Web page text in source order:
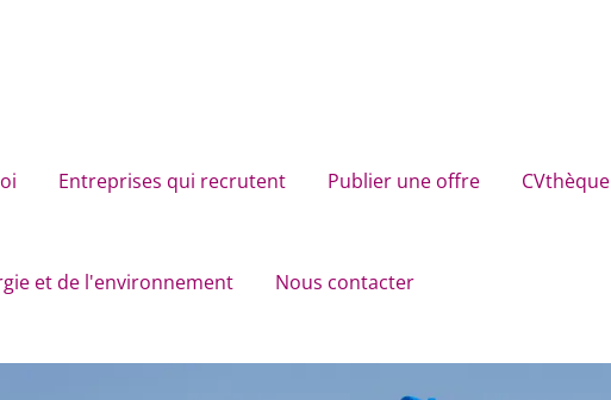
Entreprises qui recrutent Publier une offre CVthèque
et de l'environnement Nous contacter